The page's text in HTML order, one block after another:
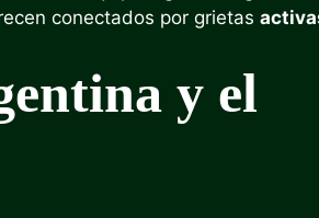
conectados por grietas
y el